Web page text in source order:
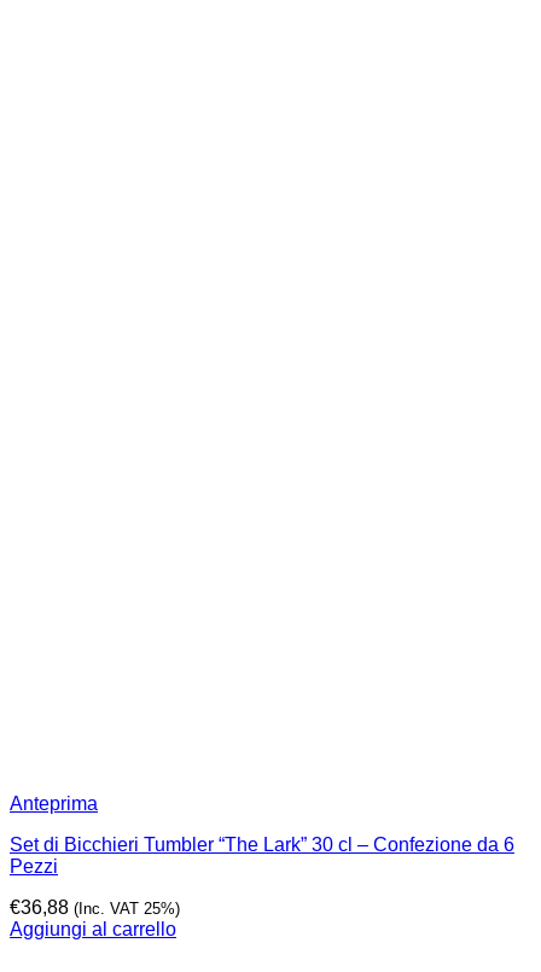
Anteprima
Set di Bicchieri Tumbler “The Lark” 30 cl – Confezione da 6
Pezzi
€36,88 (Inc. VAT 25%)
Aggiungi al carrello